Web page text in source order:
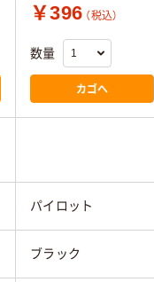
￥396 （税込）
数量
カゴへ
パイロット
ブラック